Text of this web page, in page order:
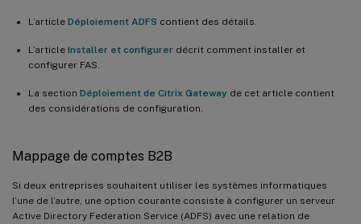
L’article Déploiement ADFS contient des détails.
L’article Installer et configurer décrit comment installer et
configurer FAS.
La section Déploiement de Citrix Gateway de cet article contient
des considérations de configuration.
Mappage de comptes B2B
Si deux entreprises souhaitent utiliser les systèmes informatiques
l’une de l’autre, une option courante consiste à configurer un serveur
Active Directory Federation Service (ADFS) avec une relation de